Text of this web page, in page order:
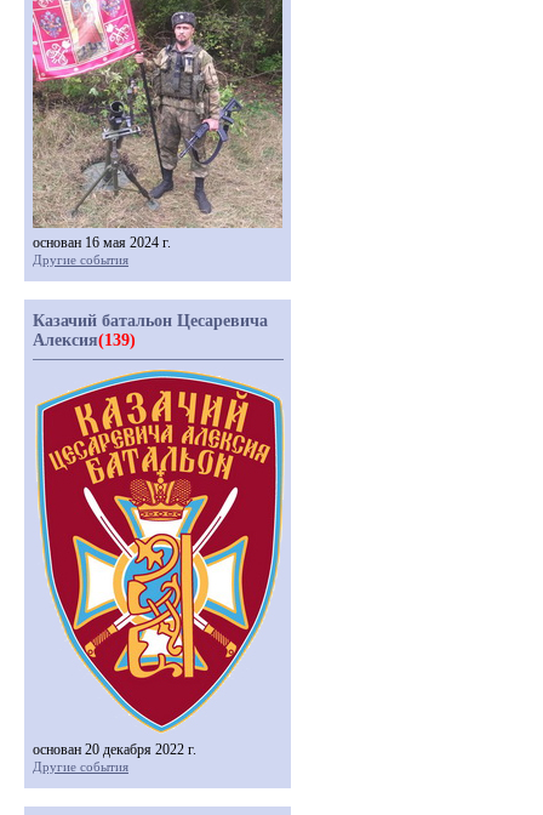
основан 16 мая 2024 г.
Другие события
Казачий батальон Цесаревича
Алексия(139)
основан 20 декабря 2022 г.
Другие события